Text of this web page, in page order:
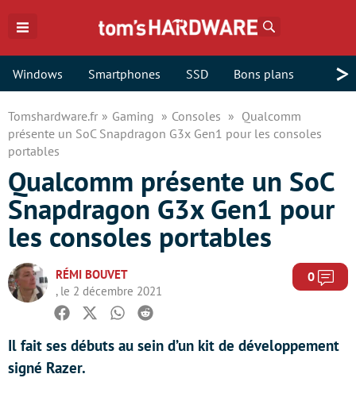
Windows Smartphones SSD Bons plans >
Tomshardware.fr Gaming Consoles
Qualcomm
présente un SoC Snapdragon G3x Gen1 pour les consoles
portables
Qualcomm présente un SoC
Snapdragon G3x Gen1 pour
les consoles portables
RÉMI BOUVET
, le 2 décembre 2021
0
Facebook
TwitterWhatsapp
Reddit
Il fait ses débuts au sein d’un kit de développement
signé Razer.